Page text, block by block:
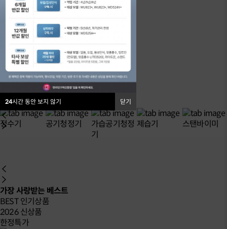
24시간 동안 보지 않기 닫기
정수기 공기청정기
가습공기청정
기
제습기 스탠바이미
가장 사랑받는 베스트
BEST 인기상품
2026 신상품
한정특가